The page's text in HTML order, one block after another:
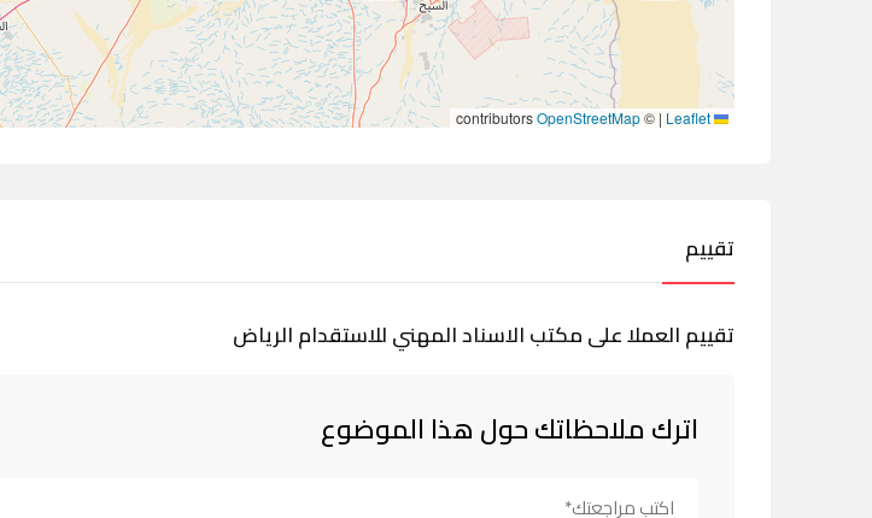
|
©
OpenStreetMap
تقييم
تقييم العملا على مكتب الاسناد المهني للاستقدام الرياض
اترك ملاحظاتك حول هذا الموضوع